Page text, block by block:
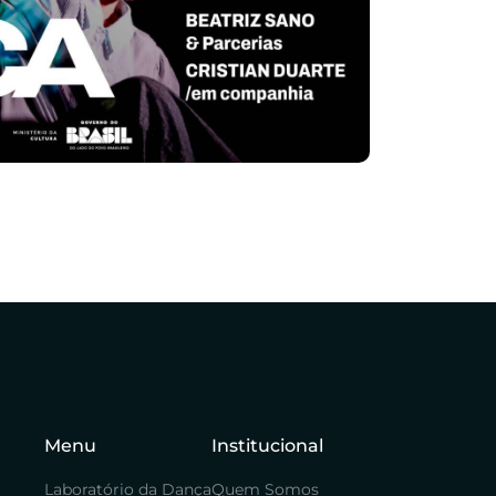
Menu
Laboratório da Dança
Institucional
Quem Somos